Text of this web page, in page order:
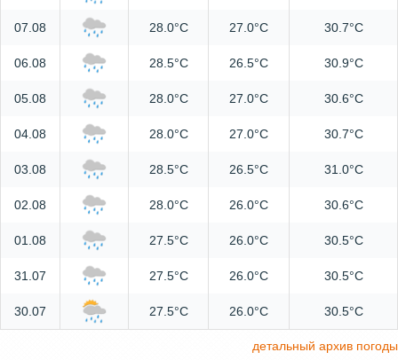
07.08 28.0°C 27.0°C 30.7°C
06.08 28.5°C 26.5°C 30.9°C
05.08 28.0°C 27.0°C 30.6°C
04.08 28.0°C 27.0°C 30.7°C
03.08 28.5°C 26.5°C 31.0°C
02.08 28.0°C 26.0°C 30.6°C
01.08 27.5°C 26.0°C 30.5°C
31.07 27.5°C 26.0°C 30.5°C
30.07 27.5°C 26.0°C 30.5°C
детальный архив погоды